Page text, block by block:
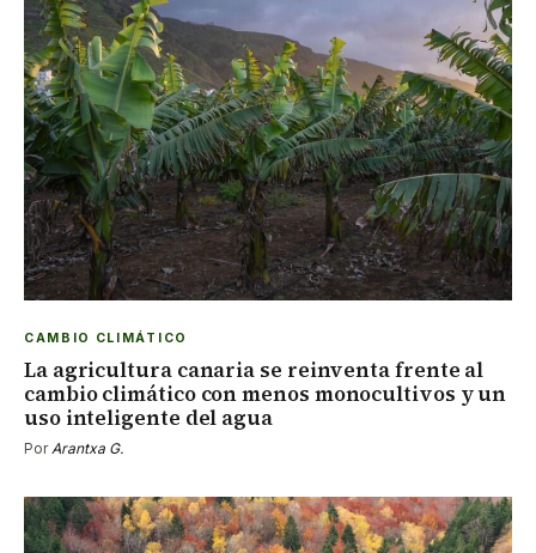
CAMBIO CLIMÁTICO
La agricultura canaria se reinventa frente al
cambio climático con menos monocultivos y un
uso inteligente del agua
PorArantxa G.